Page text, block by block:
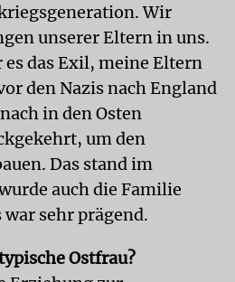
Wir
unserer Eltern in uns.
das Exil, meine Eltern
den Nazis nach England
in den Osten
um den
Das stand im
auch die Familie
sehr prägend.
Ostfrau?